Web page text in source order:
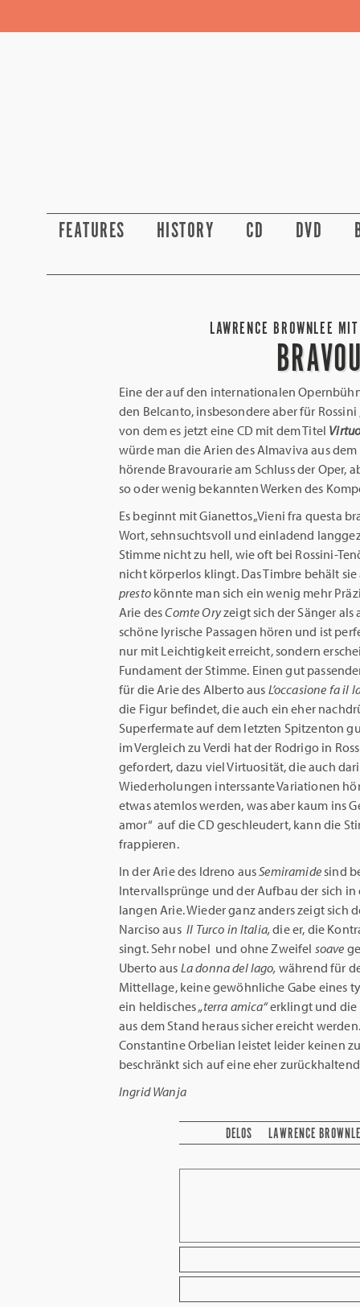
FEATURES HISTORY CD DVD
LAWRENCE BROWNLEE
Eine der auf den internationalen
den Belcanto, insbesondere aber für
von dem es jetzt eine CD mit dem Titel
würde man die Arien des Almaviva aus dem
hörende Bravourarie am Schluss der Oper,
so oder wenig bekannten Werken des
Es beginnt mit Gianettos „Vieni fra questa
Wort, sehnsuchtsvoll und einladend
Stimme nicht zu hell, wie oft bei Rossini-
nicht körperlos klingt. Das Timbre behält
prestokönnte man sich ein wenig mehr
Arie desComte Oryzeigt sich der Sänger als
schöne lyrische Passagen hören und ist
nur mit Leichtigkeit erreicht, sondern
Fundament der Stimme. Einen gut
für die Arie des Alberto aus L’occasione fa il
die Figur befindet, die auch ein eher
Superfermate auf dem letzten Spitzenton
im Vergleich zu Verdi hat der Rodrigo in
gefordert, dazu viel Virtuosität, die auch
Wiederholungen interssante Variationen
etwas atemlos werden, was aber kaum ins
amor“ auf die CD geschleudert, kann die
frappieren.
In der Arie des Idreno ausSemiramidesind
Intervallsprünge und der Aufbau der sich
langen Arie. Wieder ganz anders zeigt sich
Narciso ausIl Turco in Italia,die er, die
singt. Sehr nobel und ohne Zweifel soave
Uberto aus La donna del lago, während für
Mittellage, keine gewöhnliche Gabe eines
ein heldisches„terra amica“erklingt und die
aus dem Stand heraus sicher ereicht
Constantine Orbelian leistet leider keinen
beschränkt sich auf eine eher
Ingrid Wanja
DELOS LAWRENCE